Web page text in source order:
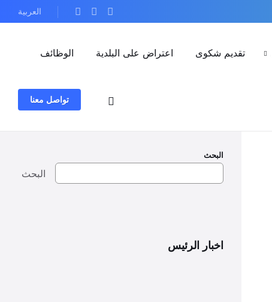
العربية
تقديم شكوى اعتراض على البلدية
الوظائف
تواصل معنا
البحث
البحث
اخبار الرئيس